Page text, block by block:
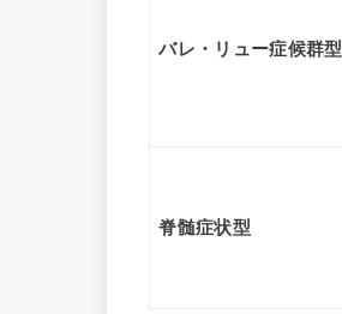
バレ・リュー症候群型
脊髄症状型